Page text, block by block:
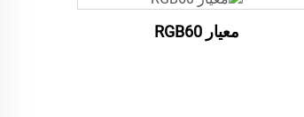
معيار RGB60